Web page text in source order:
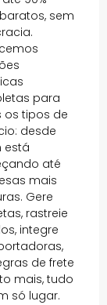
sem
para
os tipos de
desde
está
até
mais
Gere
rastreie
integre
de frete
mais, tudo
só lugar.